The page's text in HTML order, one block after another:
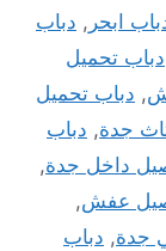
ابحر , دباب
دباب تحميل
, دباب تحميل
جدة, دباب
داخل جدة,
عفش,
جدة, دباب